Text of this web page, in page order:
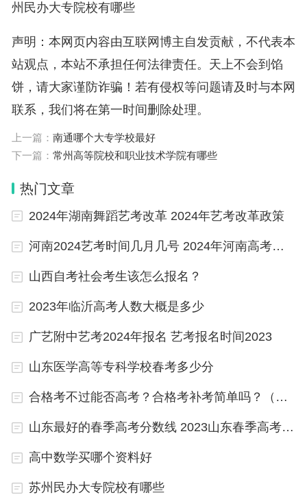
百度百科-苏州市职业大学
百度百科-无锡职业技术学院
百度百科-苏州农业职业技术学院
百度百科-苏州卫生职业技术学院
专业老师在线权威答疑 zy.offercoming.com
苏州民办大专院校有哪些
硅湖职业技术学院、苏州托普信息职业技术学院、昆
4所民办专科学校。
民政府批准、教育部备案、计划内招生的全日制普通
高校，是江苏省创办最早的民办高校之一。学院现设
有机电工程学院、计算机科学与技术学院、汽车与交
文化创意学院、儿童发展学院、马克思主义学院和继
续教育学院等二级学院。
苏州有哪些大学
州民办大专院校有哪些
声明：本网页内容由互联网博主自发贡献，不代表本
站观点，本站不承担任何法律责任。天上不会到馅
饼，请大家谨防诈骗！若有侵权等问题请及时与本网
联系，我们将在第一时间删除处理。
上一篇： 南通哪个大专学校最好
下一篇： 常州高等院校和职业技术学院有哪些
热门文章
2024年湖南舞蹈艺考改革 2024年艺考改革政策
河南2024艺考时间几月几号 2024年河南高考报名时间
山西自考社会考生该怎么报名？
2023年临沂高考人数大概是多少
广艺附中艺考2024年报名 艺考报名时间2023
山东医学高等专科学校春考多少分
合格考不过能否高考？合格考补考简单吗？（参考）
山东最好的春季高考分数线 2023山东春季高考分数线
高中数学买哪个资料好
苏州民办大专院校有哪些